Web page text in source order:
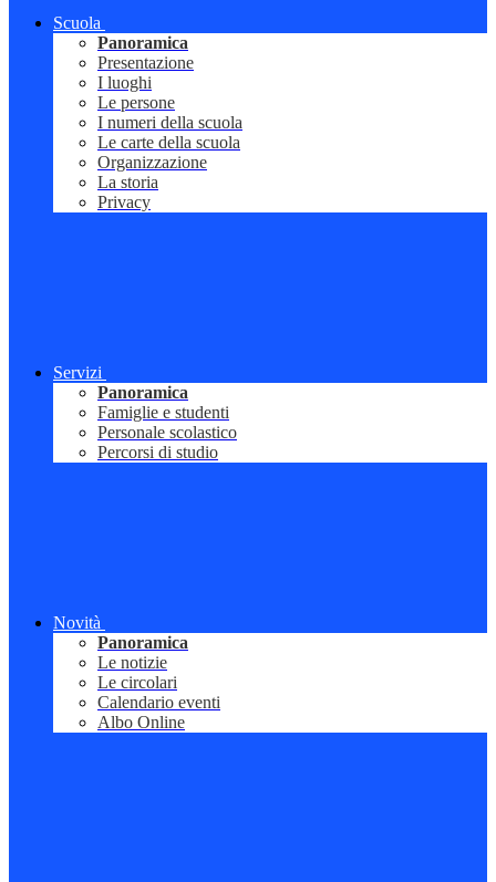
Scuola
Panoramica
Presentazione
I luoghi
Le persone
I numeri della scuola
Le carte della scuola
Organizzazione
La storia
Privacy
Servizi
Panoramica
Famiglie e studenti
Personale scolastico
Percorsi di studio
Novità
Panoramica
Le notizie
Le circolari
Calendario eventi
Albo Online